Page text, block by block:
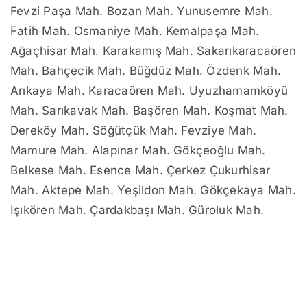
Fevzi Paşa Mah. Bozan Mah. Yunusemre Mah.
Fatih Mah. Osmaniye Mah. Kemalpaşa Mah.
Ağaçhisar Mah. Karakamış Mah. Sakarıkaracaören
Mah. Bahçecik Mah. Büğdüz Mah. Özdenk Mah.
Arıkaya Mah. Karacaören Mah. Uyuzhamamköyü
Mah. Sarıkavak Mah. Başören Mah. Koşmat Mah.
Dereköy Mah. Söğütçük Mah. Fevziye Mah.
Mamure Mah. Alapınar Mah. Gökçeoğlu Mah.
Belkese Mah. Esence Mah. Çerkez Çukurhisar
Mah. Aktepe Mah. Yeşildon Mah. Gökçekaya Mah.
Işıkören Mah. Çardakbaşı Mah. Güroluk Mah.